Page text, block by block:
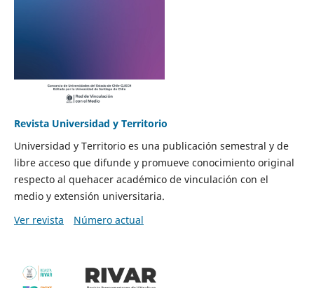
Revista Universidad y Territorio
Universidad y Territorio es una publicación semestral y de
libre acceso que difunde y promueve conocimiento original
respecto al quehacer académico de vinculación con el
medio y extensión universitaria.
Ver revista
Número actual